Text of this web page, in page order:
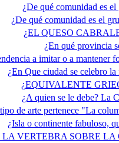
¿De qué comunidad es
¿De qué comunidad es el
¿EL QUESO
¿En qué provincia
a imitar o a mantener
¿En Que ciudad se celebro
¿EQUIVALENTE
¿A quien se le debe? La
de arte pertenece "La
¿Isla o continente fabuloso,
VERTEBRA SOBRE